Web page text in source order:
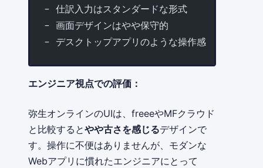
- 仕訳入力はスタンダードな形式
- 画面デザインはやや保守的
- デスクトップアプリのような操作感
エンジニア視点での評価：
弥生オンラインのUIは、freeeやMFクラウド
と比較するとやや古さを感じるデザインで
す。操作に不便はありませんが、モダンな
Webアプリに慣れたエンジニアにとって